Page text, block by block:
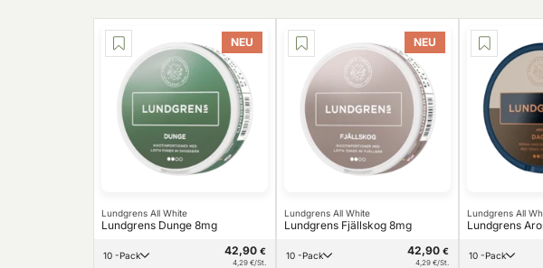
NEU
Lundgrens All White
Lundgrens Dunge 8mg
10 -Pack 42,90 €
4,29 €/St.
NEU
Lundgrens All White
Lundgrens Fjällskog 8mg
10 -Pack 42,90 €
4,29 €/St.
Lundgrens All
Lundgrens
10 -Pack